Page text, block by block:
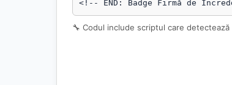
<!-- END: Badge Firmă de
🔧 Codul include scriptul care